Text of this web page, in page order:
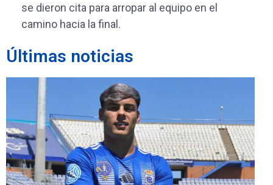
se dieron cita para arropar al equipo en el
camino hacia la final.
Últimas noticias